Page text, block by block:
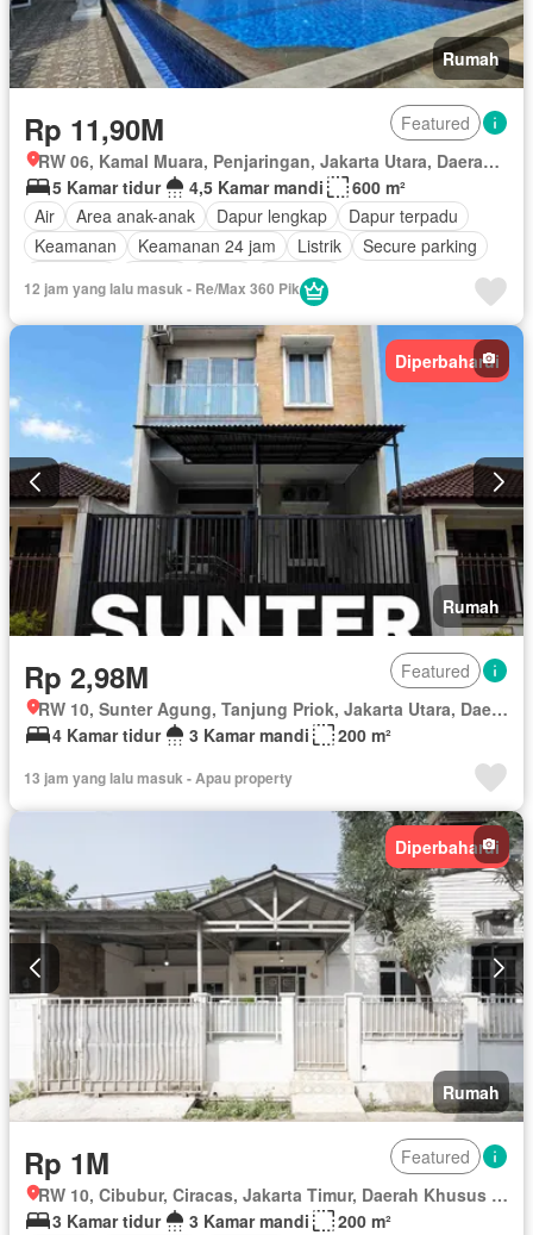
Rumah
Rp 11,90M
Featured
RW 06, Kamal Muara, Penjaringan, Jakarta Utara, Daerah Khusus Ibukota Jakarta
5 Kamar tidur
4,5 Kamar mandi
600 m²
Air
Area anak-anak Dapur lengkap
Dapur terpadu
Keamanan
Keamanan 24 jam Listrik
Secure parking
Halaman
Berperabot lengkap
12 jam yang lalu masuk - Re/Max 360 Pik
Diperbaharui
Rumah
Rp 2,98M
Featured
RW 10, Sunter Agung, Tanjung Priok, Jakarta Utara, Daerah Khusus Ibukota Jakarta
4 Kamar tidur
3 Kamar mandi 200 m²
13 jam yang lalu masuk - Apau property
Diperbaharui
Rumah
Rp 1M
Featured
RW 10, Cibubur, Ciracas, Jakarta Timur, Daerah Khusus Ibukota Jakarta
3 Kamar tidur
3 Kamar mandi
200 m²